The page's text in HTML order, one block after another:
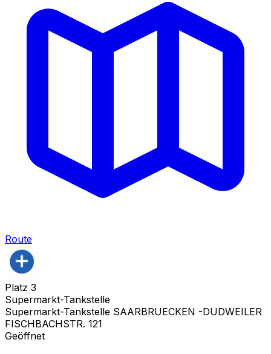
Route
Platz 3
Supermarkt-Tankstelle
Supermarkt-Tankstelle SAARBRUECKEN -DUDWEILER
FISCHBACHSTR. 121
Geöffnet